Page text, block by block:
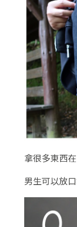
拿很多東西
男生可以放